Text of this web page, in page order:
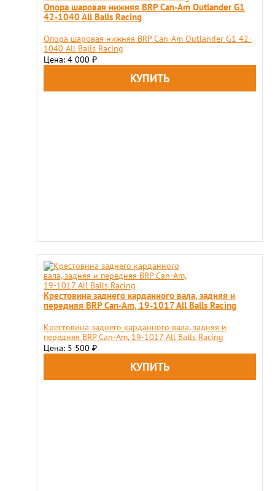
Опора шаровая нижняя BRP Can-Am Outlander G1
42-1040 All Balls Racing
Опора шаровая нижняя BRP Can-Am Outlander G1 42-
1040 All Balls Racing
Цена: 4 000 ₽
Крестовина заднего карданного вала, задняя и
передняя BRP Can-Am, 19-1017 All Balls Racing
Крестовина заднего карданного вала, задняя и
передняя BRP Can-Am, 19-1017 All Balls Racing
Цена: 5 500 ₽